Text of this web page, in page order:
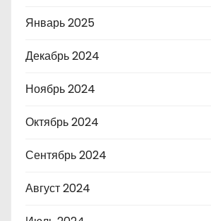
Январь 2025
Декабрь 2024
Ноябрь 2024
Октябрь 2024
Сентябрь 2024
Август 2024